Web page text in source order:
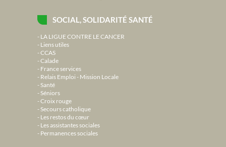
SOCIAL, SOLIDARITÉ SANTÉ
LA LIGUE CONTRE LE CANCER
Liens utiles
CCAS
Calade
France services
Relais Emploi - Mission Locale
Santé
Séniors
Croix rouge
Secours catholique
Les restos du cœur
Les assistantes sociales
Permanences sociales